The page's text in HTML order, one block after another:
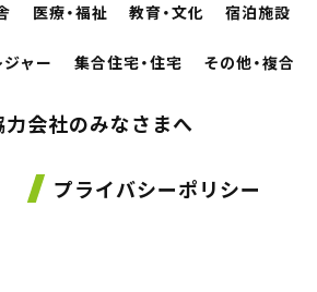
医療・福祉 教育・文化 宿泊施設
ジャー 集合住宅・住宅 その他・複合
力会社のみなさまへ
プライバシーポリシー